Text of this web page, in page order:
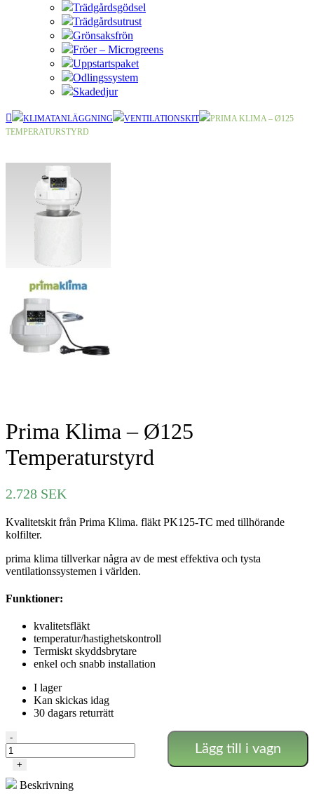
Trädgårdsgödsel
Trädgårdsutrust
Grönsaksfrön
Fröer – Microgreens
Uppstartspaket
Odlingssystem
Skadedjur
KLIMATANLÄGGNING VENTILATIONSKIT
PRIMA KLIMA – Ø125
TEMPERATURSTYRD
Prima Klima – Ø125
Temperaturstyrd
2.728 SEK
Kvalitetskit från Prima Klima. fläkt PK125-TC med tillhörande
kolfilter.
prima klima tillverkar några av de mest effektiva och tysta
ventilationssystemen i världen.
Funktioner:
kvalitetsfläkt
temperatur/hastighetskontroll
Termiskt skyddsbrytare
enkel och snabb installation
I lager
Kan skickas idag
30 dagars returrätt
Prima
Klima
-
Temperaturstyrd
-
+
Lägg till i vagn
Beskrivning